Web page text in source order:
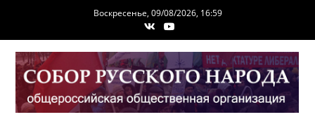
содержимому
Воскресенье, 09/08/2026, 16:59